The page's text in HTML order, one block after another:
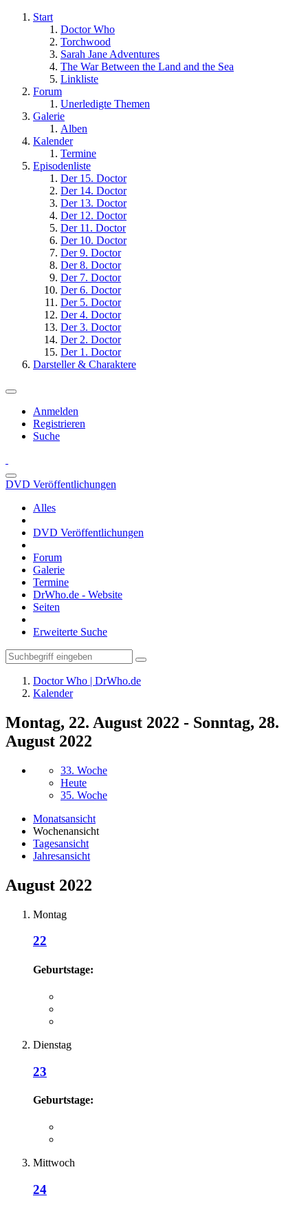
Start
Doctor Who
Torchwood
Sarah Jane Adventures
The War Between the Land and the Sea
Linkliste
Forum
Unerledigte Themen
Galerie
Alben
Kalender
Termine
Episodenliste
Der 15. Doctor
Der 14. Doctor
Der 13. Doctor
Der 12. Doctor
Der 11. Doctor
Der 10. Doctor
Der 9. Doctor
Der 8. Doctor
Der 7. Doctor
Der 6. Doctor
Der 5. Doctor
Der 4. Doctor
Der 3. Doctor
Der 2. Doctor
Der 1. Doctor
Darsteller & Charaktere
Anmelden
Registrieren
Suche
DVD Veröffentlichungen
Alles
DVD Veröffentlichungen
Forum
Galerie
Termine
DrWho.de - Website
Seiten
Erweiterte Suche
Doctor Who | DrWho.de
Kalender
Montag, 22. August 2022 - Sonntag, 28.
August 2022
33. Woche
Heute
35. Woche
Monatsansicht
Wochenansicht
Tagesansicht
Jahresansicht
August 2022
Montag
22
Geburtstage:
Dienstag
23
Geburtstage:
Mittwoch
24